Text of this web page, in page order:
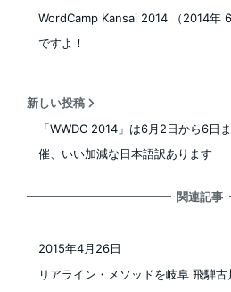
WordCamp Kansai 2014 （2014年 6
ですよ！
新しい投稿
「WWDC 2014」は6月2日から6日
催、いい加減な日本語訳あります
関連記事
リアライン・メソッドを岐阜 飛騨
2015年4月26日